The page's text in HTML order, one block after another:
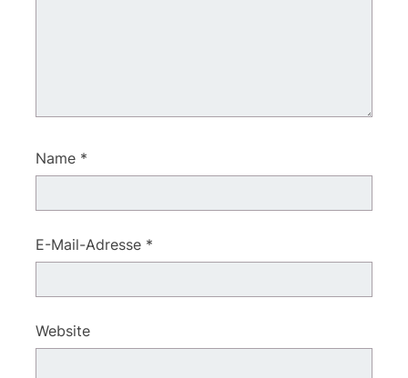
Name *
E-Mail-Adresse *
Website